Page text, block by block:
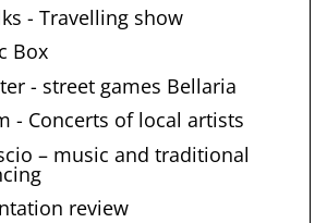
- Travelling show
Box
- street games Bellaria
- Concerts of local artists
– music and traditional
review